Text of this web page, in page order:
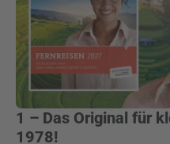
1 – Das Original für
1978!